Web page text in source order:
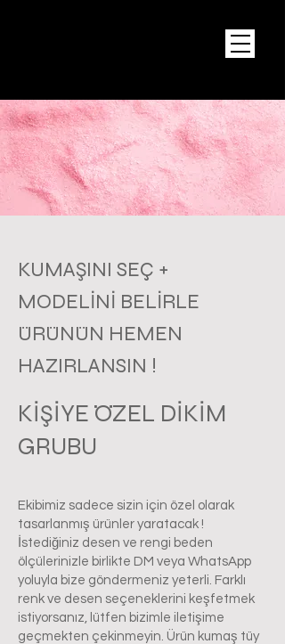
KUMAŞINI SEÇ +
MODELİNİ BELİRLE
ÜRÜNÜN HEMEN
HAZIRLANSIN !
KİŞİYE ÖZEL DİKİM
GRUBU
Ekibimiz sadece sizin için özel olarak
tasarlanmış ürünler yaratacak !
İstediğiniz desen ve rengi beden
ölçülerinizle birlikte DM veya WhatsApp
yoluyla bize göndermeniz yeterli. Farklı
renk ve desen seçeneklerini keşfetmek
istiyorsanız, lütfen bizimle iletişime
geçmekten çekinmeyin. Ürün kumaş tüy